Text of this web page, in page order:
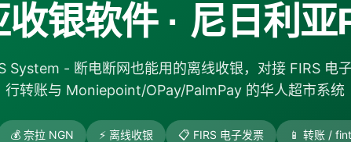
银软件 · 尼日利亚
System - 断电断网也能用的离线收银，对接 FIRS 电
行转账与 Moniepoint/OPay/PalmPay 的华人超市系统
💰 奈拉 NGN ⚡ 离线收银 📋 FIRS 电子发票 📱 转账 /